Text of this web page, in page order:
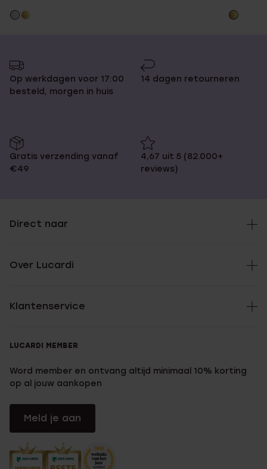
Op werkdagen voor 17:00
besteld, morgen in huis
14 dagen retourneren
Gratis verzending vanaf
€49
4,67 uit 5 (82.000+
reviews)
Direct naar
Over Lucardi
Klantenservice
LUCARDI MEMBER
Word member en ontvang altijd minimaal 10% korting
op al jouw aankopen
Meld je aan